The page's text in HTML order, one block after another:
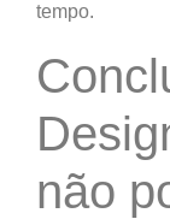
tempo.
não